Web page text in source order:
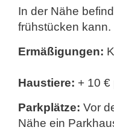
In der Nähe
frühstücken kann.
Ermäßigungen:
Haustiere: + 10 €
Parkplätze: Vor
Nähe ein